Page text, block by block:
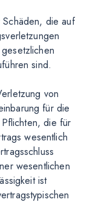
die auf
sind.
von
für die
die für
wesentlich
wesentlichen
ist